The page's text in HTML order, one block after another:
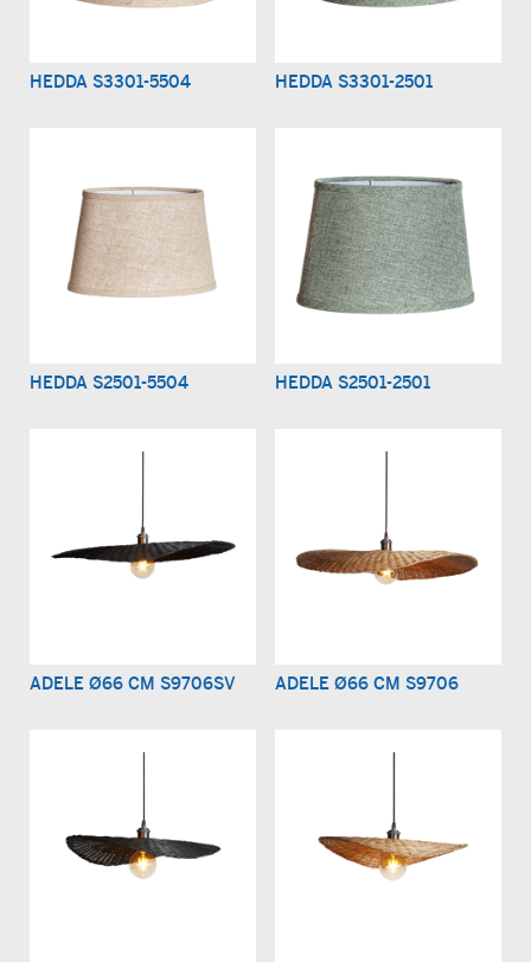
HEDDA S3301-5504 HEDDA S3301-2501
HEDDA S2501-5504 HEDDA S2501-2501
ADELE Ø66 CM S9706SV ADELE Ø66 CM S9706